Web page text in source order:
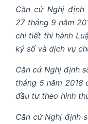
Căn cứ Nghị định
27 tháng 9 năm
chi tiết thi hành
ký số và dịch vụ
Căn cứ Nghị định
tháng 5 năm 2018
đầu tư theo hình
Căn cứ Nghị định